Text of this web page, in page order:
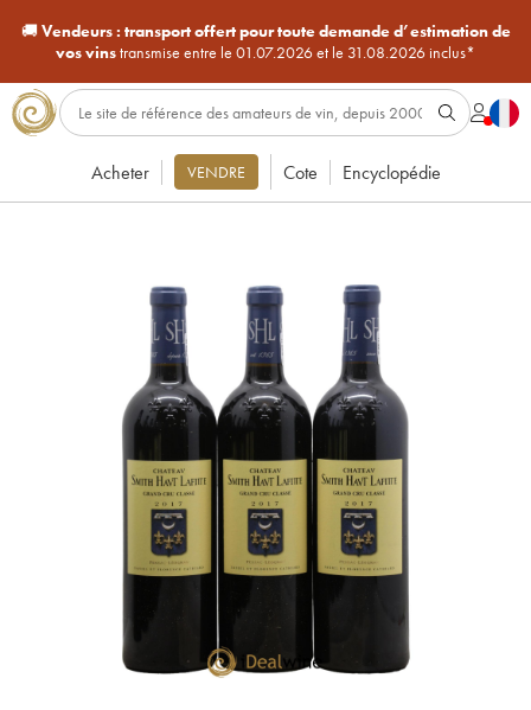
🚚Vendeurs : transport offert pour toute demande d’estimation de
vos vinstransmise entre le 01.07.2026 et le 31.08.2026 inclus*
Acheter VENDRE Cote Encyclopédie